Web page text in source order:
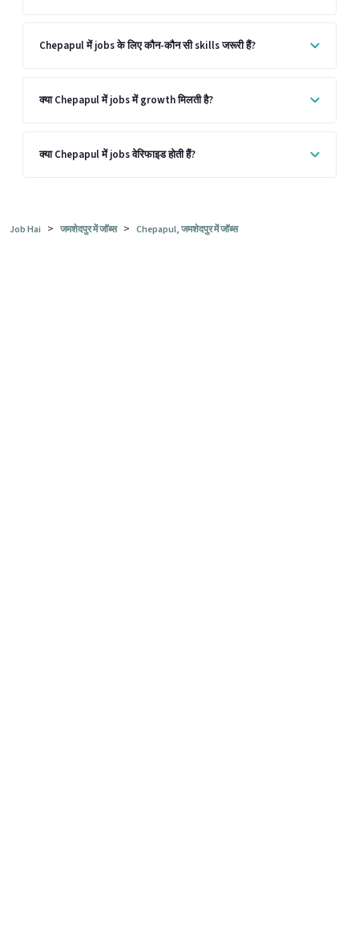
Chepapul में jobs के लिए कौन-कौन सी skills जरूरी हैं?
क्या Chepapul में jobs में growth मिलती है?
क्या Chepapul में jobs वेरिफाइड होती हैं?
Job Hai > जमशेदपुर में जॉब्स > Chepapul, जमशेदपुर में जॉब्स